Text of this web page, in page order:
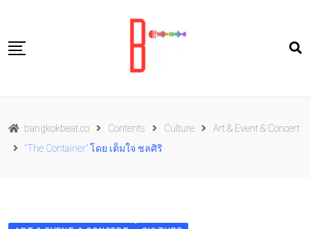
content
Food
bangkokbeat.co Contents Culture
Art & Event & Concert
“The Container” โดย เต็มใจ ชลศิริ